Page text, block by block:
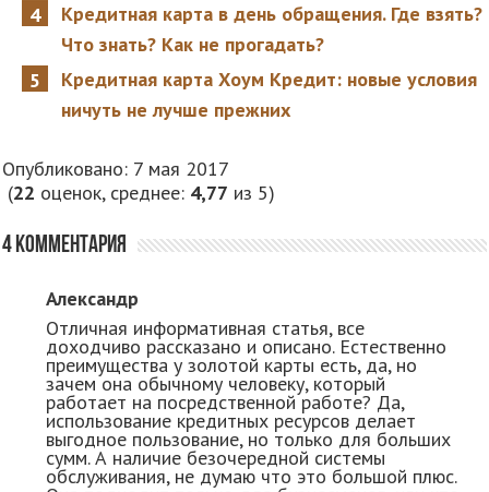
Кредитная карта в день обращения. Где взять?
Что знать? Как не прогадать?
Кредитная карта Хоум Кредит: новые условия
ничуть не лучше прежних
Опубликовано: 7 мая 2017
(22 оценок, среднее: 4,77 из 5)
4 комментария
Александр
Отличная информативная статья, все
доходчиво рассказано и описано. Естественно
преимущества у золотой карты есть, да, но
зачем она обычному человеку, который
работает на посредственной работе? Да,
использование кредитных ресурсов делает
выгодное пользование, но только для больших
сумм. А наличие безочередной системы
обслуживания, не думаю что это большой плюс.